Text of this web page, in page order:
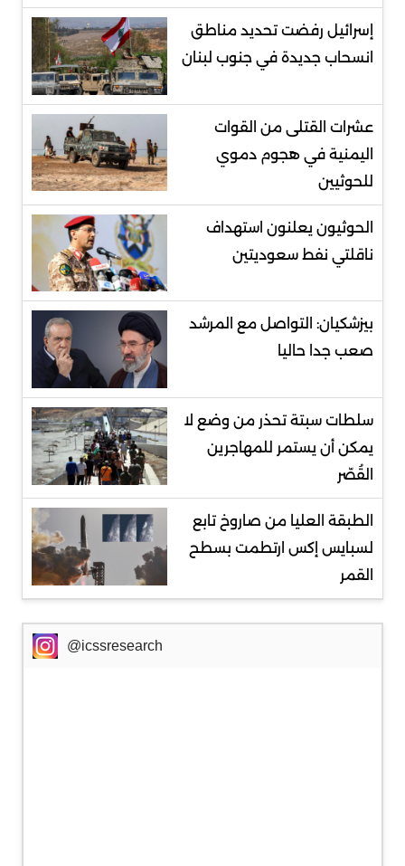
إسرائيل رفضت تحديد مناطق
انسحاب جديدة في جنوب لبنان
عشرات القتلى من القوات
اليمنية في هجوم دموي
للحوثيين
الحوثيون يعلنون استهداف
ناقلتي نفط سعوديتين
بيزشكيان: التواصل مع المرشد
صعب جدا حاليا
سلطات سبتة تحذر من وضع لا
يمكن أن يستمر للمهاجرين
القُصّر
الطبقة العليا من صاروخ تابع
لسبايس إكس ارتطمت بسطح
القمر
@icssresearch